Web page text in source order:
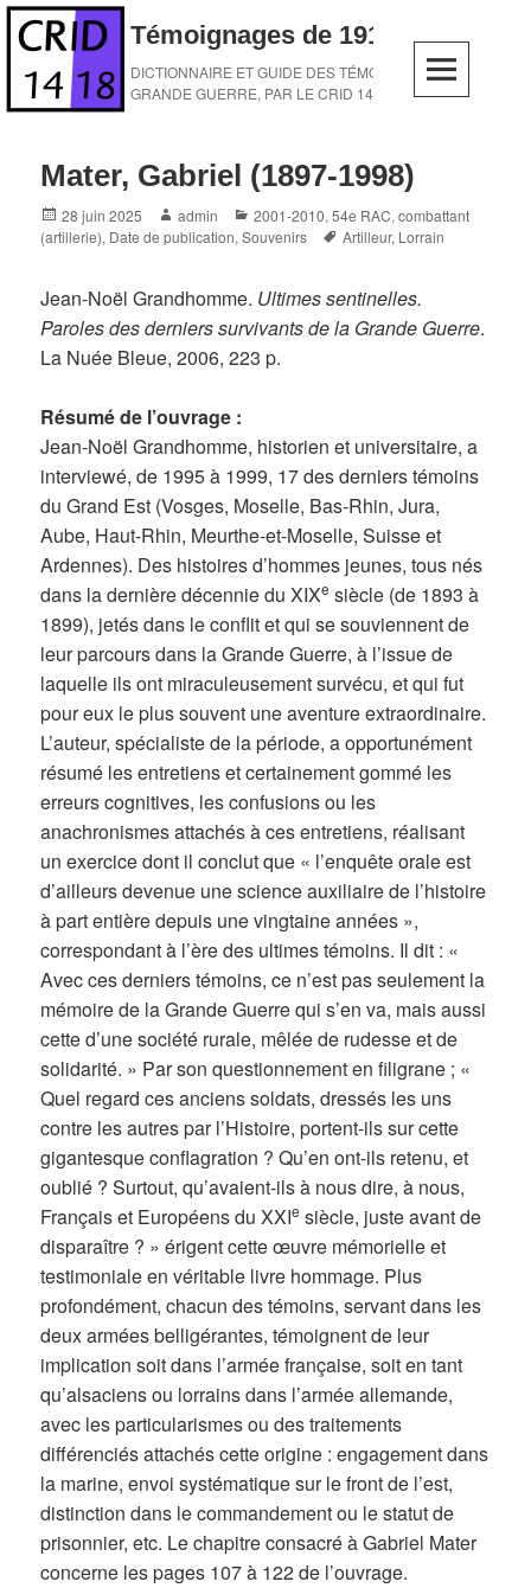
Skip
content
Témoignages de 1914-1918
DICTIONNAIRE ET GUIDE DES TÉMOINS DE LA
GRANDE GUERRE, PAR LE CRID 14-18
Mater, Gabriel (1897-1998)
Posted
on
28 juin 2025 Author
admin Categories
2001-2010,54e RAC,combattant
(artillerie), Date de publication,Souvenirs Tags
Artilleur, Lorrain
Jean-Noël Grandhomme. Ultimes sentinelles.
Paroles des derniers survivants de la Grande Guerre.
La Nuée Bleue, 2006, 223 p.
Résumé de l’ouvrage :
Jean-Noël Grandhomme, historien et universitaire, a
interviewé, de 1995 à 1999, 17 des derniers témoins
du Grand Est (Vosges, Moselle, Bas-Rhin, Jura,
Aube, Haut-Rhin, Meurthe-et-Moselle, Suisse et
Ardennes). Des histoires d’hommes jeunes, tous nés
dans la dernière décennie du XIXe siècle (de 1893 à
1899), jetés dans le conflit et qui se souviennent de
leur parcours dans la Grande Guerre, à l’issue de
laquelle ils ont miraculeusement survécu, et qui fut
pour eux le plus souvent une aventure extraordinaire.
L’auteur, spécialiste de la période, a opportunément
résumé les entretiens et certainement gommé les
erreurs cognitives, les confusions ou les
anachronismes attachés à ces entretiens, réalisant
un exercice dont il conclut que « l’enquête orale est
d’ailleurs devenue une science auxiliaire de l’histoire
à part entière depuis une vingtaine années »,
correspondant à l’ère des ultimes témoins. Il dit : «
Avec ces derniers témoins, ce n’est pas seulement la
mémoire de la Grande Guerre qui s’en va, mais aussi
cette d’une société rurale, mêlée de rudesse et de
solidarité. » Par son questionnement en filigrane ; «
Quel regard ces anciens soldats, dressés les uns
contre les autres par l’Histoire, portent-ils sur cette
gigantesque conflagration ? Qu’en ont-ils retenu, et
oublié ? Surtout, qu’avaient-ils à nous dire, à nous,
Français et Européens du XXIe siècle, juste avant de
disparaître ? » érigent cette œuvre mémorielle et
testimoniale en véritable livre hommage. Plus
profondément, chacun des témoins, servant dans les
deux armées belligérantes, témoignent de leur
implication soit dans l’armée française, soit en tant
qu’alsaciens ou lorrains dans l’armée allemande,
avec les particularismes ou des traitements
différenciés attachés cette origine : engagement dans
la marine, envoi systématique sur le front de l’est,
distinction dans le commandement ou le statut de
prisonnier, etc. Le chapitre consacré à Gabriel Mater
concerne les pages 107 à 122 de l’ouvrage.